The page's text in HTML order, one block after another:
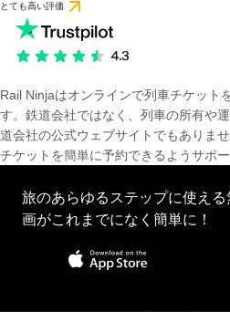
とても高い評価
Rail Ninjaはオンラインで列車チケット
す。鉄道会社ではなく、列車の所有や
道会社の公式ウェブサイトでもありま
チケットを簡単に予約できるようサポ
旅のあらゆるステップに使え
画がこれまでになく簡単に！